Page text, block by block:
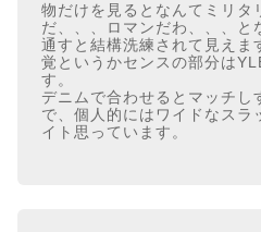
物だけを見るとなんてミリタ
だ、、、ロマンだわ、、、と
通すと結構洗練されて見えま
覚というかセンスの部分は
す。
デニムで合わせるとマッチし
で、個人的にはワイドなスラ
イト思っています。